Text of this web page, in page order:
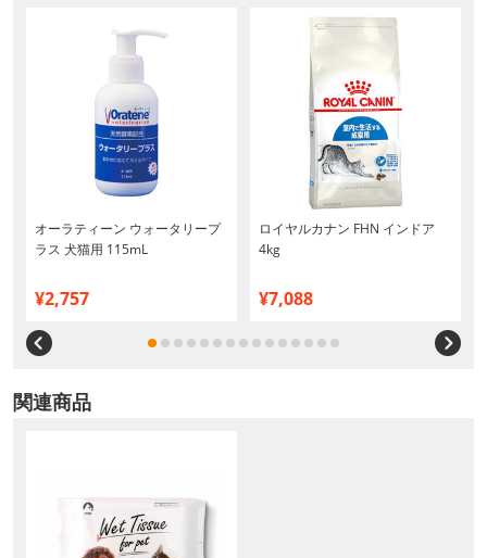
オーラティーン ウォータリープ
ラス 犬猫用 115mL
¥2,757
ロイヤルカナン FHN インドア
4kg
¥7,088
関連商品